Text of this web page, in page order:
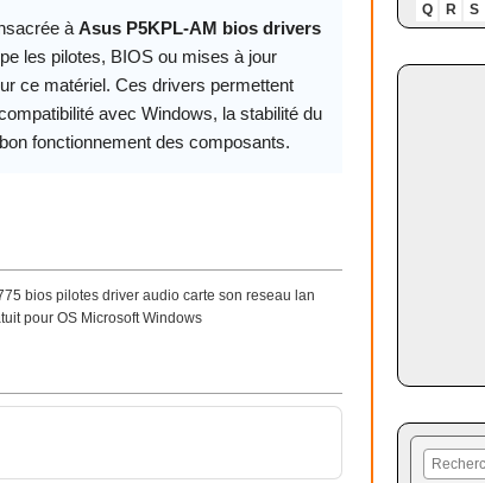
à Asus P5KPL-AM bios drivers
les pilotes, BIOS ou mises à jour
ce matériel. Ces drivers permettent
avec Windows, la stabilité du
fonctionnement des composants.
bios pilotes driver audio carte son reseau lan
pour OS Microsoft Windows
Q
R S